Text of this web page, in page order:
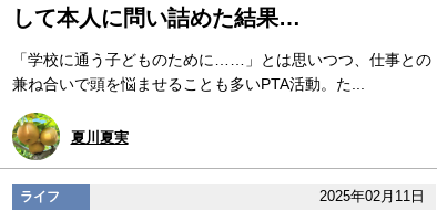
して本人に問い詰めた結果…
「学校に通う子どものために……」とは思いつつ、仕事との
兼ね合いで頭を悩ませることも多いPTA活動。た...
夏川夏実
ライフ 2025年02月11日